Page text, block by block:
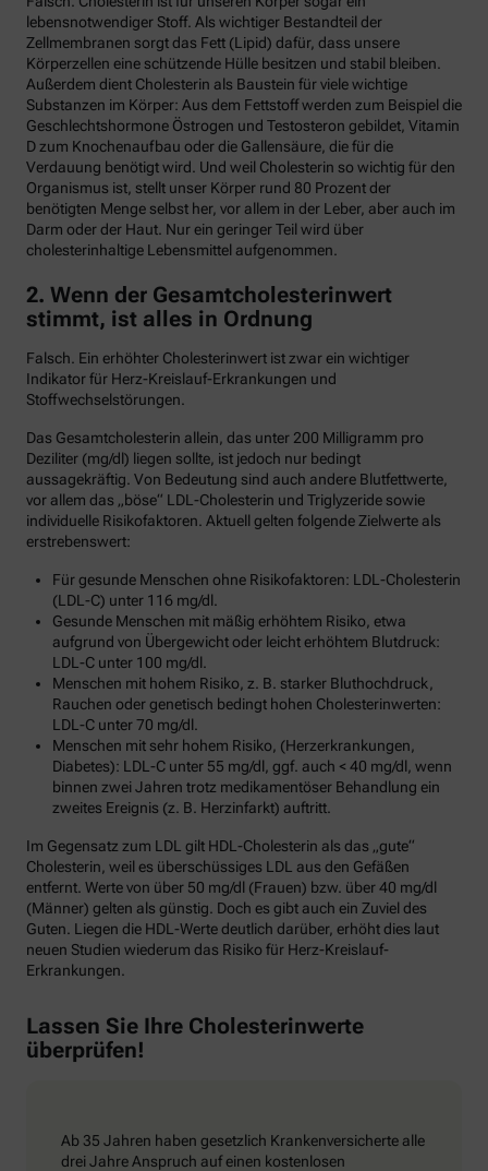
lebensnotwendiger Stoff. Als wichtiger Bestandteil der
Zellmembranen sorgt das Fett (Lipid) dafür, dass unsere
Körperzellen eine schützende Hülle besitzen und stabil bleiben.
Außerdem dient Cholesterin als Baustein für viele wichtige
Substanzen im Körper: Aus dem Fettstoff werden zum Beispiel die
Geschlechtshormone Östrogen und Testosteron gebildet, Vitamin
D zum Knochenaufbau oder die Gallensäure, die für die
Verdauung benötigt wird. Und weil Cholesterin so wichtig für den
Organismus ist, stellt unser Körper rund 80 Prozent der
benötigten Menge selbst her, vor allem in der Leber, aber auch im
Darm oder der Haut. Nur ein geringer Teil wird über
cholesterinhaltige Lebensmittel aufgenommen.
2. Wenn der Gesamtcholesterinwert
stimmt, ist alles in Ordnung
Falsch. Ein erhöhter Cholesterinwert ist zwar ein wichtiger
Indikator für Herz-Kreislauf-Erkrankungen und
Stoffwechselstörungen.
Das Gesamtcholesterin allein, das unter 200 Milligramm pro
Deziliter (mg/dl) liegen sollte, ist jedoch nur bedingt
aussagekräftig. Von Bedeutung sind auch andere Blutfettwerte,
vor allem das „böse“ LDL-Cholesterin und Triglyzeride sowie
individuelle Risikofaktoren. Aktuell gelten folgende Zielwerte als
erstrebenswert:
Für gesunde Menschen ohne Risikofaktoren: LDL-Cholesterin
(LDL-C) unter 116 mg/dl.
Gesunde Menschen mit mäßig erhöhtem Risiko, etwa
aufgrund von Übergewicht oder leicht erhöhtem Blutdruck:
LDL-C unter 100 mg/dl.
Menschen mit hohem Risiko, z. B. starker Bluthochdruck,
Rauchen oder genetisch bedingt hohen Cholesterinwerten:
LDL-C unter 70 mg/dl.
Menschen mit sehr hohem Risiko, (Herzerkrankungen,
Diabetes): LDL-C unter 55 mg/dl, ggf. auch < 40 mg/dl, wenn
binnen zwei Jahren trotz medikamentöser Behandlung ein
zweites Ereignis (z. B. Herzinfarkt) auftritt.
Im Gegensatz zum LDL gilt HDL-Cholesterin als das „gute“
Cholesterin, weil es überschüssiges LDL aus den Gefäßen
entfernt. Werte von über 50 mg/dl (Frauen) bzw. über 40 mg/dl
(Männer) gelten als günstig. Doch es gibt auch ein Zuviel des
Guten. Liegen die HDL-Werte deutlich darüber, erhöht dies laut
neuen Studien wiederum das Risiko für Herz-Kreislauf-
Erkrankungen.
Lassen Sie Ihre Cholesterinwerte
überprüfen!
Ab 35 Jahren haben gesetzlich Krankenversicherte alle
drei Jahre Anspruch auf einen kostenlosen